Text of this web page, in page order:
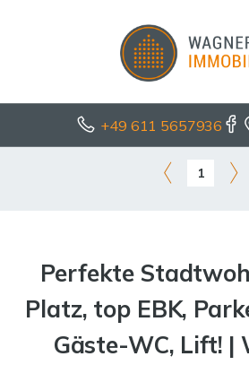
+49 611 5657936
1
Perfekte
Platz, top EBK,
Gäste-WC, Lift! |